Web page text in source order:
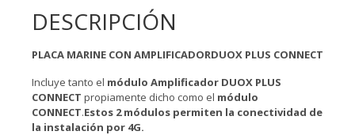
DESCRIPCIÓN
PLACA MARINE CON AMPLIFICADORDUOX PLUS CONNECT
Incluye tanto el módulo Amplificador DUOX PLUS
CONNECT propiamente dicho como el módulo
CONNECT.Estos 2 módulos permiten la conectividad de
la instalación por 4G.